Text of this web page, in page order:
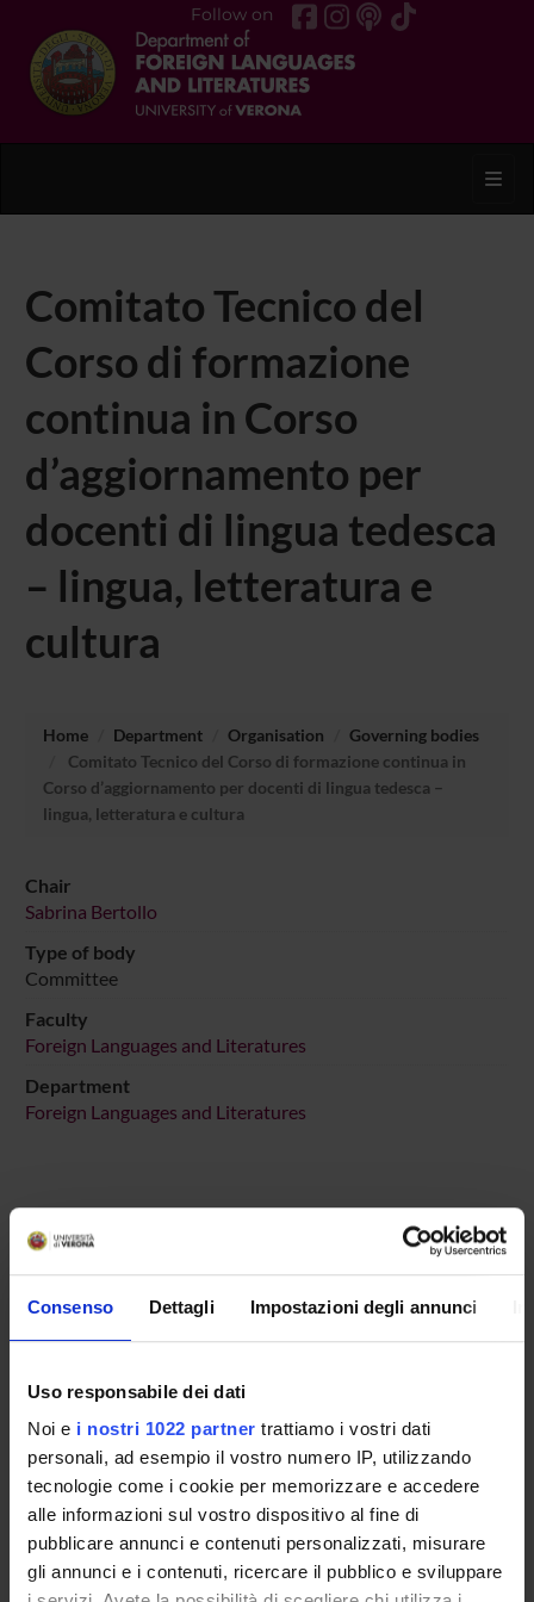
Consenso Dettagli Impostazioni degli annunci
Uso responsabile dei dati
Noi e i nostri 1022 partner trattiamo i vostri dati
personali, ad esempio il vostro numero IP, utilizzando
tecnologie come i cookie per memorizzare e accedere
alle informazioni sul vostro dispositivo al fine di
pubblicare annunci e contenuti personalizzati, misurare
gli annunci e i contenuti, ricercare il pubblico e sviluppare
Follow on
Comitato Tecnico del
Corso di formazione
continua in Corso
d’aggiornamento per
docenti di lingua tedesca
– lingua, letteratura e
cultura
Home Department Organisation
Governing bodies
Comitato Tecnico del Corso di formazione continua in
Corso d’aggiornamento per docenti di lingua tedesca –
lingua, letteratura e cultura
Chair
Sabrina Bertollo
Type of body
Committee
Faculty
Foreign Languages and Literatures
Department
Foreign Languages and Literatures
MEMBERS
Isolde Schiffermuller
Alessandra Tomaselli
RECORDS AND DOCUMENTS